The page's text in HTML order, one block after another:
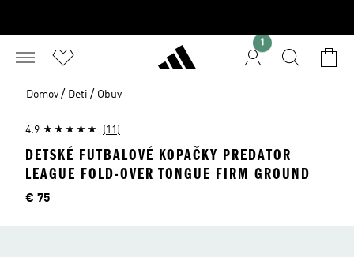
1
Domov / Deti / Obuv
4.9 (11)
DETSKÉ FUTBALOVÉ KOPAČKY PREDATOR
LEAGUE FOLD-OVER TONGUE FIRM GROUND
Cena
€ 75